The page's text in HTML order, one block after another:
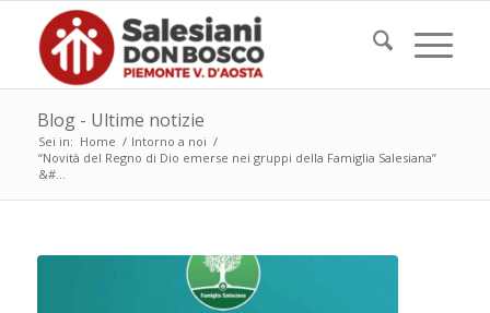
Blog - Ultime notizie
Sei in: Home / Intorno a noi /
“Novità del Regno di Dio emerse nei gruppi della Famiglia Salesiana”
&#...